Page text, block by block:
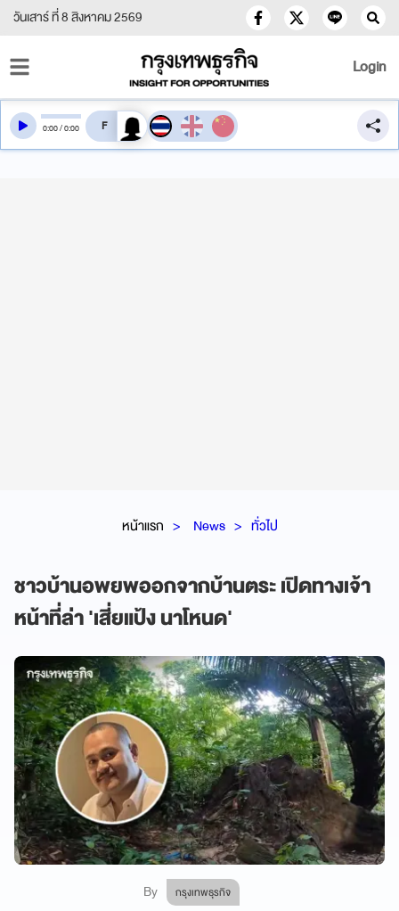
วันเสาร์ ที่ 8 สิงหาคม 2569
Login
หน้าแรก News ทั่วไป
ชาวบ้านอพยพออกจากบ้านตระ เปิดทางเจ้า
หน้าที่ล่า 'เสี่ยแป้ง นาโหนด'
By กรุงเทพธุรกิจ
0:00/0:00 สลับเสียงอ่าน